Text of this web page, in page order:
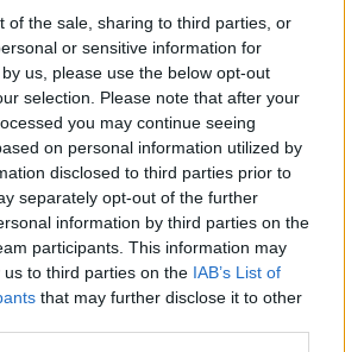
of the sale, sharing to third parties, or
or sensitive information for
us, please use the below opt-out
selection. Please note that after your
you may continue seeing
on personal information utilized by
disclosed to third parties prior to
separately opt-out of the further
information by third parties on the
participants. This information may
to third parties on the IAB’s List of
that may further disclose it to other
zenéjéhez, szereted? Vagy csak
meg kellett oldani?
a magyar közönség szinte
Klasszisokkal többet kellene
pedig meg lenne rá szerintem.
a szerepet, de szeretem
szerző, de mint említettem
csak nagyon kevesen tudják. Az